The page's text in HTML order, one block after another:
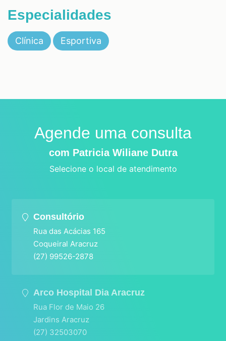
Especialidades
Clínica Esportiva
Agende uma consulta
com Patricia Wiliane Dutra
Selecione o local de atendimento
Consultório
Rua das Acácias 165
Coqueiral Aracruz
(27) 99526-2878
Arco Hospital Dia Aracruz
Rua Flor de Maio 26
Jardins Aracruz
(27) 32503070